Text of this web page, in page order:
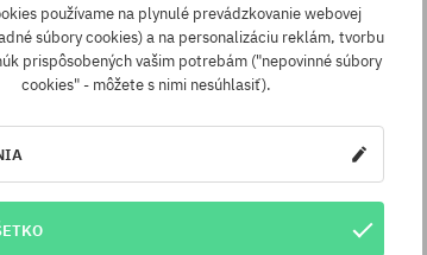
používame na plynulé prevádzkovanie webovej
súbory cookies) a na personalizáciu reklám, tvorbu
prispôsobených vašim potrebám ("nepovinné súbory
cookies" - môžete s nimi nesúhlasiť).